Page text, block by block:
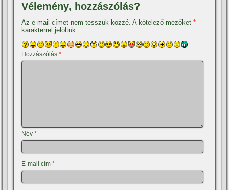
Vélemény, hozzászólás?
Az e-mail címet nem tesszük közzé. A kötelező mezőket*
karakterrel jelöltük
Hozzászólás*
Név*
E-mail cím*